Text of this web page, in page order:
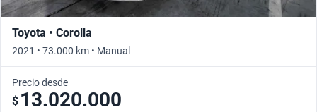
Toyota • Corolla
2021 • 73.000 km • Manual
Precio desde
$ 13.020.000